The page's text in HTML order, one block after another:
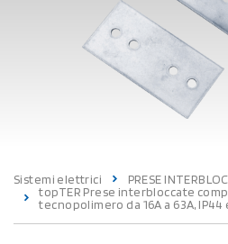
Sistemi elettrici
PRESE
topTER Prese interbloccate
tecnopolimero da 16A a 63A, IP44